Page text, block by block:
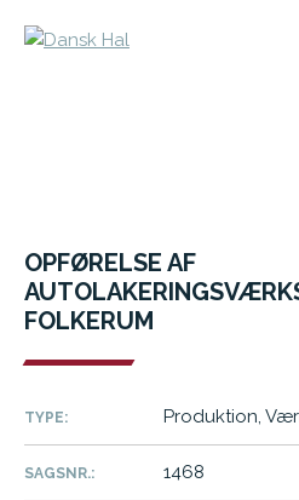
OPFØRELSE AF
FOLKERUM
TYPE: Produktion,
SAGSNR.: 1468